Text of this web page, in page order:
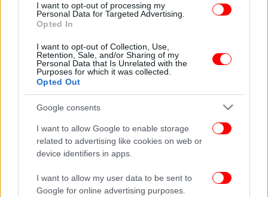
I want to opt-out of processing my
Personal Data for Targeted Advertising.
Opted In
I want to opt-out of Collection, Use,
Retention, Sale, and/or Sharing of my
Personal Data that Is Unrelated with the
Purposes for which it was collected.
Opted Out
Google consents
I want to allow Google to enable storage
related to advertising like cookies on web or
device identifiers in apps.
I want to allow my user data to be sent to
Google for online advertising purposes.
ΠΟΛΙΤΙΚΗ 08/12/2016 10:08
Φορτσάκης: Συνεργασία της ΝΔ ακόμη και με τον
ΣΥΡΙΖΑ αν δείξει διάθεση για μεταρρυθμίσεις